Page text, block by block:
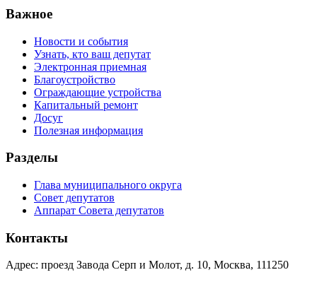
Важное
Новости и события
Узнать, кто ваш депутат
Электронная приемная
Благоустройство
Ограждающие устройства
Капитальный ремонт
Досуг
Полезная информация
Разделы
Глава муниципального округа
Совет депутатов
Аппарат Совета депутатов
Контакты
Адрес: проезд Завода Серп и Молот, д. 10, Москва, 111250